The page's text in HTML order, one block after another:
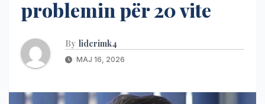
problemin për 20 vite
By liderimk4
MAJ 16, 2026